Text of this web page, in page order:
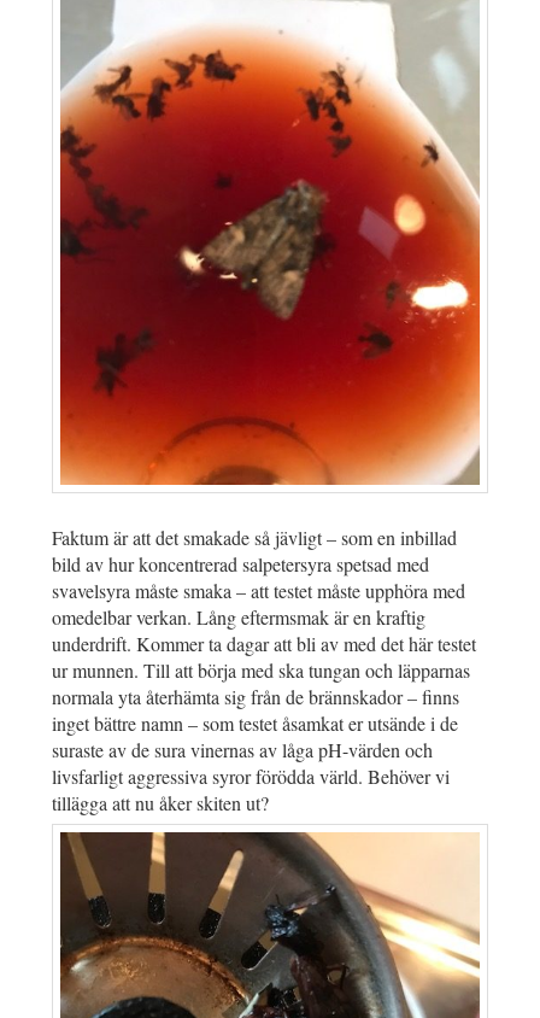
Faktum är att det smakade så jävligt – som en inbillad
bild av hur koncentrerad salpetersyra spetsad med
svavelsyra måste smaka – att testet måste upphöra med
omedelbar verkan. Lång eftermsmak är en kraftig
underdrift. Kommer ta dagar att bli av med det här testet
ur munnen. Till att börja med ska tungan och läpparnas
normala yta återhämta sig från de brännskador – finns
inget bättre namn – som testet åsamkat er utsände i de
suraste av de sura vinernas av låga pH-värden och
livsfarligt aggressiva syror förödda värld. Behöver vi
tillägga att nu åker skiten ut?